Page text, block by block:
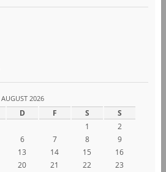
AUGUST 2026
D F S S
1
2
6 7 8
9
13 14 15
16
20 21 22
23